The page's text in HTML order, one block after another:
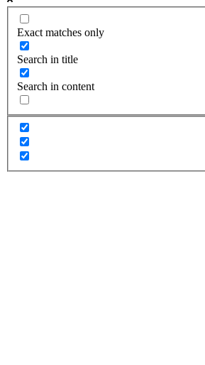
Exact matches only
Search in title
Search in content